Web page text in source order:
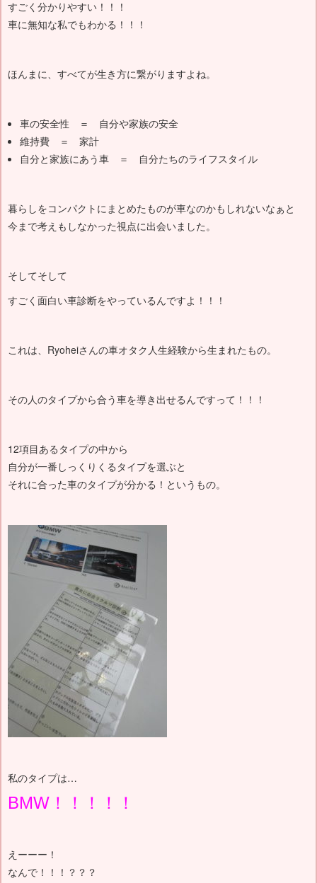
すごく分かりやすい！！！
車に無知な私でもわかる！！！
ほんまに、すべてが生き方に繋がりますよね。
車の安全性 ＝ 自分や家族の安全
維持費 ＝ 家計
自分と家族にあう車 ＝ 自分たちのライフスタイル
暮らしをコンパクトにまとめたものが車なのかもしれないなぁと
今まで考えもしなかった視点に出会いました。
そしてそして
すごく面白い車診断をやっているんですよ！！！
これは、Ryoheiさんの車オタク人生経験から生まれたもの。
その人のタイプから合う車を導き出せるんですって！！！
12項目あるタイプの中から
自分が一番しっくりくるタイプを選ぶと
それに合った車のタイプが分かる！というもの。
私のタイプは…
BMW！！！！！
えーーー！
なんで！！！？？？